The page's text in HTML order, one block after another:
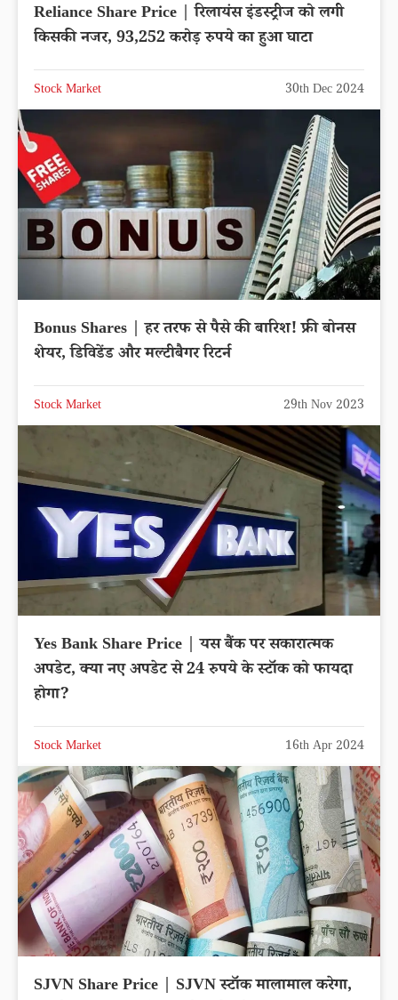
Reliance Share Price | रिलायंस इंडस्ट्रीज को लगी
किसकी नजर, 93,252 करोड़ रुपये का हुआ घाटा
Stock Market 30th Dec 2024
Bonus Shares | हर तरफ से पैसे की बारिश! फ्री बोनस
शेयर, डिविडेंड और मल्टीबैगर रिटर्न
Stock Market 29th Nov 2023
Yes Bank Share Price | यस बैंक पर सकारात्मक
अपडेट, क्या नए अपडेट से 24 रुपये के स्टॉक को फायदा
होगा?
Stock Market 16th Apr 2024
SJVN Share Price | SJVN स्टॉक मालामाल करेगा,